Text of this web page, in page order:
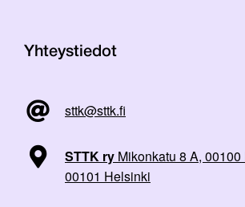
Yhteystiedot
sttk@sttk.fi
STTK ry Mikonkatu 8 A,
00101 Helsinki